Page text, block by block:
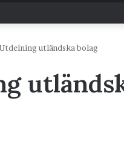
utländska bolag